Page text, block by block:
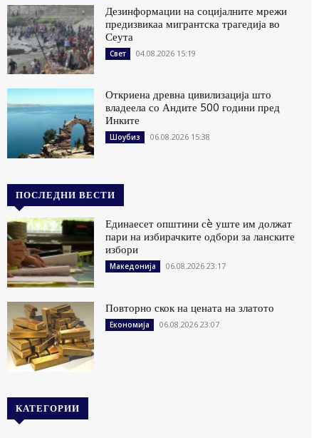
Дезинформации на социјалните мрежи
предизвикаа мигрантска трагедија во
Сеута
Свет 04.08.2026 15:19
Откриена древна цивилизација што
владеела со Андите 500 години пред
Инките
Шоубиз 06.08.2026 15:38
ПОСЛЕДНИ ВЕСТИ
Единаесет општини сè уште им должат
пари на избирачките одбори за ланските
избори
Македонија 06.08.2026 23:17
Повторно скок на цената на златото
Економија 06.08.2026 23:07
КАТЕГОРИИ